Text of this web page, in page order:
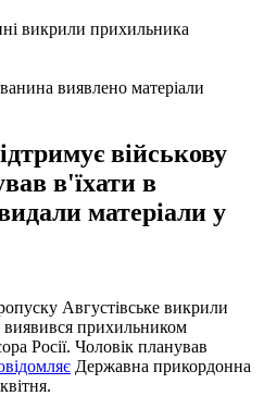
виявлено матеріали
військову
в'їхати в
матеріали у
Августівське викрили
прихильником
Росії. Чоловік планував
Державна прикордонна